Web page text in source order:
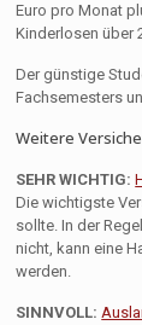
Euro pro Monat
Kinderlosen über
Der günstige
Fachsemesters
Weitere
SEHR WICHTIG:
Die wichtigste
sollte. In der
nicht, kann eine
werden.
SINNVOLL: